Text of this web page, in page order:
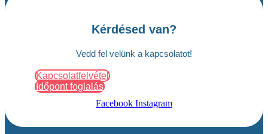
Kérdésed van?
Vedd fel velünk a kapcsolatot!
Kapcsolatfelvétel
Időpont foglalás
Facebook Instagram